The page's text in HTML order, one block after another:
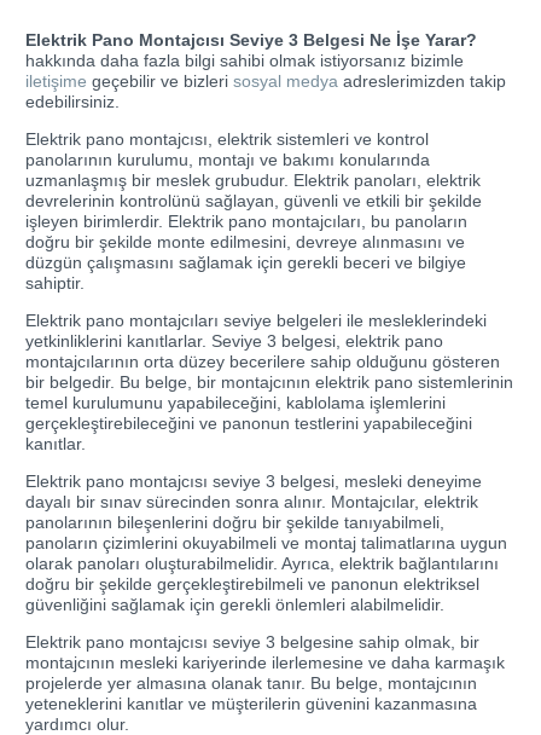
Elektrik Pano Montajcısı Seviye 3 Belgesi Ne İşe Yarar?
hakkında daha fazla bilgi sahibi olmak istiyorsanız bizimle
iletişime geçebilir ve bizleri sosyal medya adreslerimizden takip
edebilirsiniz.
Elektrik pano montajcısı, elektrik sistemleri ve kontrol
panolarının kurulumu, montajı ve bakımı konularında
uzmanlaşmış bir meslek grubudur. Elektrik panoları, elektrik
devrelerinin kontrolünü sağlayan, güvenli ve etkili bir şekilde
işleyen birimlerdir. Elektrik pano montajcıları, bu panoların
doğru bir şekilde monte edilmesini, devreye alınmasını ve
düzgün çalışmasını sağlamak için gerekli beceri ve bilgiye
sahiptir.
Elektrik pano montajcıları seviye belgeleri ile mesleklerindeki
yetkinliklerini kanıtlarlar. Seviye 3 belgesi, elektrik pano
montajcılarının orta düzey becerilere sahip olduğunu gösteren
bir belgedir. Bu belge, bir montajcının elektrik pano sistemlerinin
temel kurulumunu yapabileceğini, kablolama işlemlerini
gerçekleştirebileceğini ve panonun testlerini yapabileceğini
kanıtlar.
Elektrik pano montajcısı seviye 3 belgesi, mesleki deneyime
dayalı bir sınav sürecinden sonra alınır. Montajcılar, elektrik
panolarının bileşenlerini doğru bir şekilde tanıyabilmeli,
panoların çizimlerini okuyabilmeli ve montaj talimatlarına uygun
olarak panoları oluşturabilmelidir. Ayrıca, elektrik bağlantılarını
doğru bir şekilde gerçekleştirebilmeli ve panonun elektriksel
güvenliğini sağlamak için gerekli önlemleri alabilmelidir.
Elektrik pano montajcısı seviye 3 belgesine sahip olmak, bir
montajcının mesleki kariyerinde ilerlemesine ve daha karmaşık
projelerde yer almasına olanak tanır. Bu belge, montajcının
yeteneklerini kanıtlar ve müşterilerin güvenini kazanmasına
yardımcı olur.